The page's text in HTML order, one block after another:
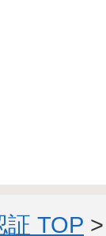
証 TOP